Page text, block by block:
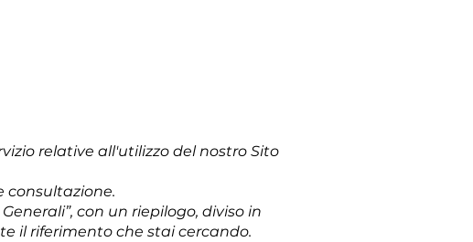
relative all'utilizzo del nostro Sito
consultazione.
con un riepilogo, diviso in
il riferimento che stai cercando.